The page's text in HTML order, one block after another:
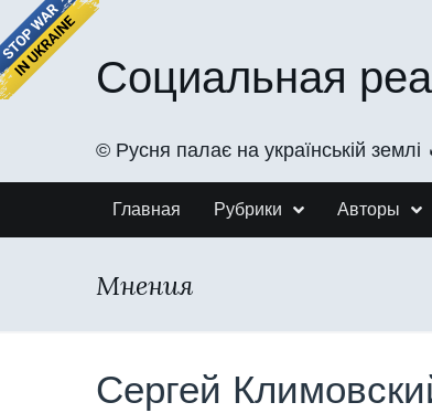
Социальная
©️ Русня палає на українській землі
Главная Рубрики Авторы
Мнения
Сергей